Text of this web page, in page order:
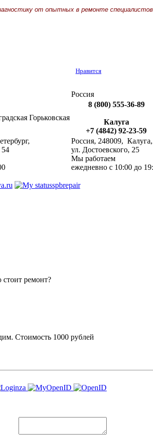
от опытных в ремонте
Нравится
Россия
Горьковская
8 (800) 555-36-89
Калуга
+7 (4842) 92-23-59
,
Россия, 248009, ‎ Калуга,
ул. Достоевского, 25
Мы работаем
ежедневно с 10:00 до
spbrepair
ремонт?
Стоимость 1000 рублей